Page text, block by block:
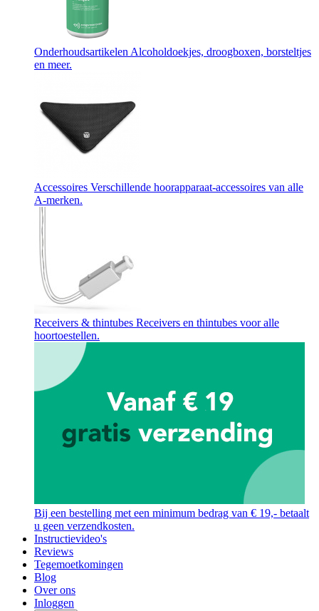
Onderhoudsartikelen Alcoholdoekjes, droogboxen, borsteltjes
en meer.
Accessoires Verschillende hoorapparaat-accessoires van alle
A-merken.
Receivers & thintubes Receivers en thintubes voor alle
hoortoestellen.
Bij een bestelling met een minimum bedrag van € 19,- betaalt
u geen verzendkosten.
Instructievideo's
Reviews
Tegemoetkomingen
Blog
Over ons
Inloggen